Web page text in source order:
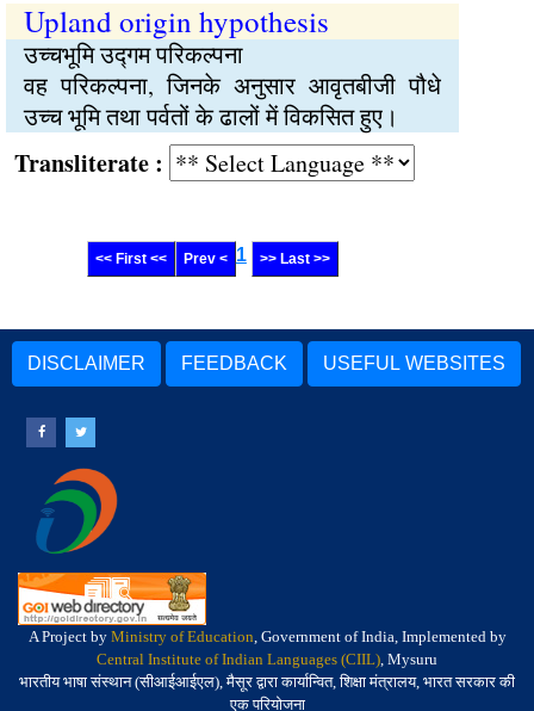
Upland origin hypothesis
उच्चभूमि उद्गम परिकल्पना
वह परिकल्पना, जिनके अनुसार आवृतबीजी पौधे
उच्च भूमि तथा पर्वतों के ढालों में विकसित हुए।
:
<< First << Prev < 1 >> Last >>
DISCLAIMER FEEDBACK USEFUL WEBSITES
A Project by Ministry of Education, Government of India, Implemented by
Central Institute of Indian Languages (CIIL), Mysuru
भारतीय भाषा संस्थान (सीआईआईएल), मैसूर द्वारा कार्यान्वित, शिक्षा मंत्रालय, भारत सरकार की
एक परियोजना